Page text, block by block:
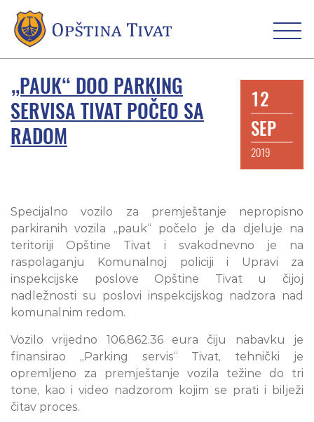
„PAUK“ DOO PARKING
SERVISA TIVAT POČEO SA
RADOM
12
SEP
2019
Specijalno vozilo za premještanje nepropisno
parkiranih vozila „pauk“ počelo je da djeluje na
teritoriji Opštine Tivat i svakodnevno je na
raspolaganju Komunalnoj policiji i Upravi za
inspekcijske poslove Opštine Tivat u čijoj
nadležnosti su poslovi inspekcijskog nadzora nad
komunalnim redom.
Vozilo vrijedno 106.862.36 eura čiju nabavku je
finansirao „Parking servis“ Tivat, tehnički je
opremljeno za premještanje vozila težine do tri
tone, kao i video nadzorom kojim se prati i bilježi
čitav proces.